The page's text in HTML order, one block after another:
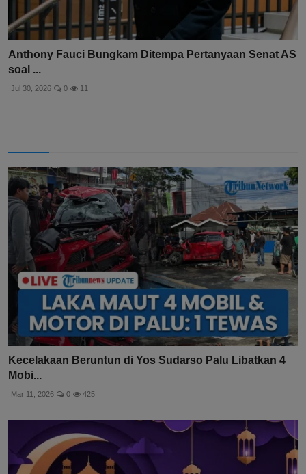
Anthony Fauci Bungkam Ditempa Pertanyaan Senat AS
soal ...
Jul 30, 2026 0 11
Kecelakaan Beruntun di Yos Sudarso Palu Libatkan 4
Mobi...
Mar 11, 2026 0 425